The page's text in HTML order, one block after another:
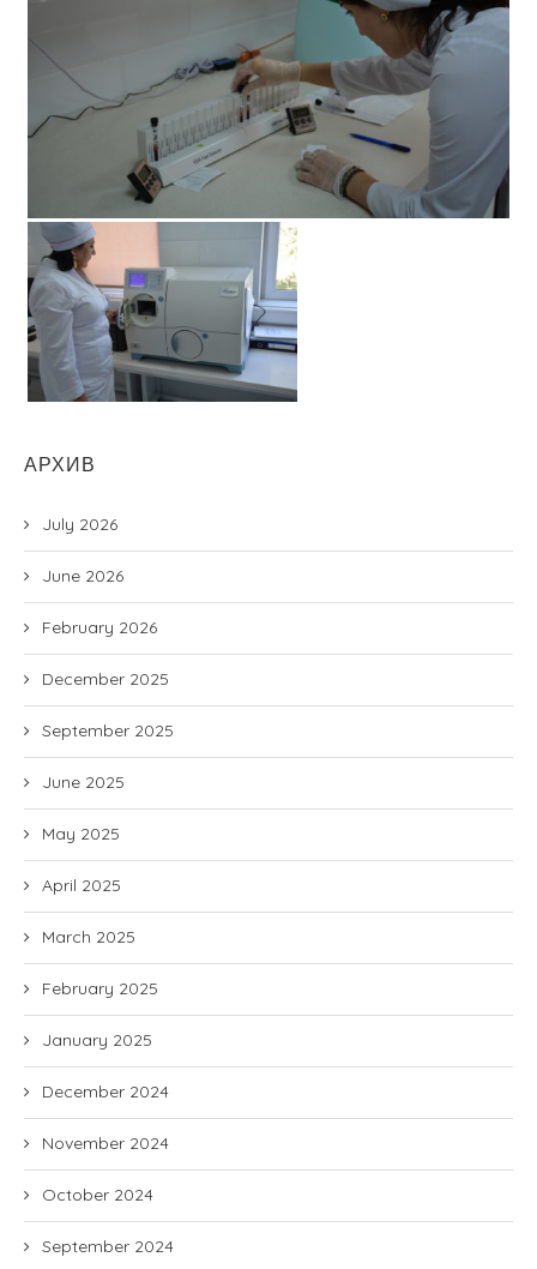
АРХИВ
July 2026
June 2026
February 2026
December 2025
September 2025
June 2025
May 2025
April 2025
March 2025
February 2025
January 2025
December 2024
November 2024
October 2024
September 2024